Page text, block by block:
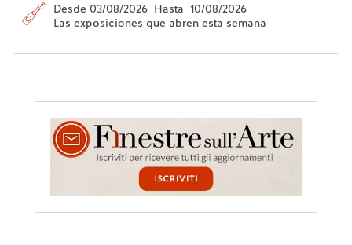
Desde 03/08/2026 Hasta 10/08/2026
Las exposiciones que abren esta semana